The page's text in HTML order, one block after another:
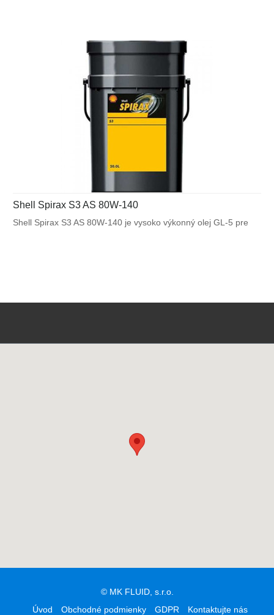
Shell Spirax S3 AS 80W-140
Shell Spirax S3 AS 80W-140 je vysoko výkonný olej GL-5 pre
© MK FLUID, s.r.o.
Úvod
Obchodné podmienky GDPR Kontaktujte nás